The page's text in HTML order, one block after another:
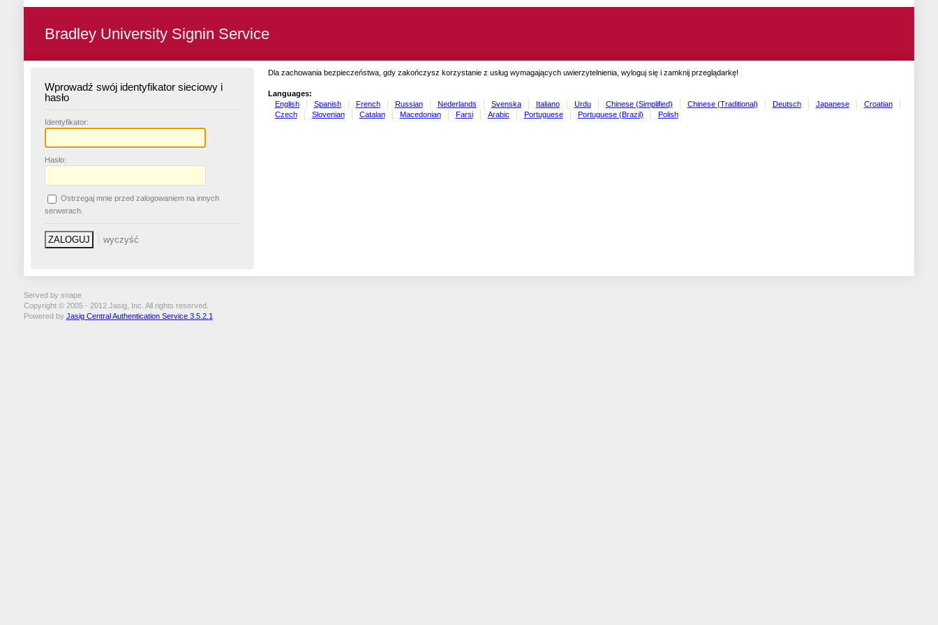
Bradley University Signin Service
Wprowadź swój identyfikator sieciowy i
hasło
Identyfikator:
Hasło:
Ostrzegaj mnie przed zalogowaniem na innych
serwerach.
Dla zachowania bezpieczeństwa, gdy zakończysz korzystanie z usług wymagających uwierzytelnienia, wyloguj się i zamknij przeglądarkę!
Languages:
English
Spanish French Russian Nederlands Svenska Italiano Urdu Chinese (Simplified) Chinese (Traditional) Deutsch Japanese
Croatian
Czech
Slovenian Catalan Macedonian Farsi Arabic Portuguese Portuguese (Brazil) Polish
Served by snape
Copyright © 2005 - 2012 Jasig, Inc. All rights reserved.
Powered by Jasig Central Authentication Service 3.5.2.1